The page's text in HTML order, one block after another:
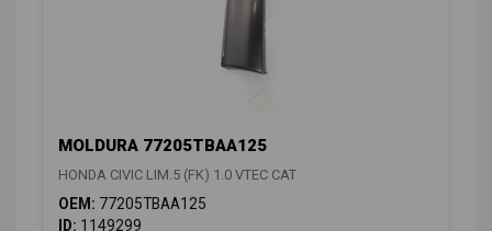
MOLDURA 77205TBAA125
HONDA CIVIC LIM.5 (FK) 1.0 VTEC CAT
OEM: 77205TBAA125
ID: 1149299